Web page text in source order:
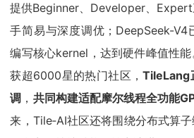
提供Beginner、Developer、
手简易与深度调优；DeepSeek-V4
编写核心kernel，达到硬件峰值性
获超6000星的热门社区，TileLang
调 ， 共同构建适配摩尔线程全功能
来，Tile‑AI社区还将围绕分布式算